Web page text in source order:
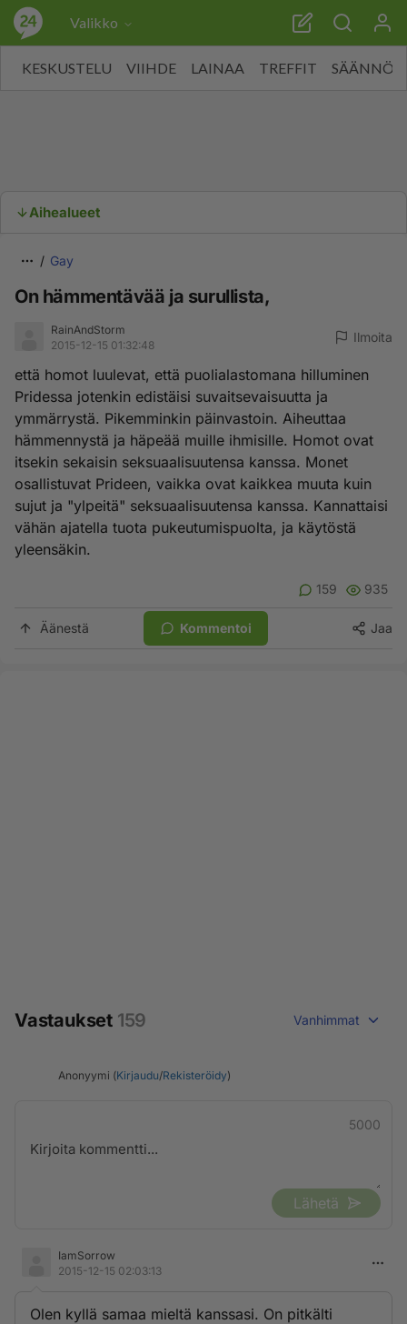
Valikko
KESKUSTELU VIIHDE LAINAA TREFFIT SÄÄNNÖT
Aihealueet
Gay
On hämmentävää ja surullista,
RainAndStorm
2015-12-15 01:32:48
Ilmoita
että homot luulevat, että puolialastomana hilluminen
Pridessa jotenkin edistäisi suvaitsevaisuutta ja
ymmärrystä. Pikemminkin päinvastoin. Aiheuttaa
hämmennystä ja häpeää muille ihmisille. Homot ovat
itsekin sekaisin seksuaalisuutensa kanssa. Monet
osallistuvat Prideen, vaikka ovat kaikkea muuta kuin
sujut ja "ylpeitä" seksuaalisuutensa kanssa. Kannattaisi
vähän ajatella tuota pukeutumispuolta, ja käytöstä
yleensäkin.
159 935
Äänestä Kommentoi Jaa
Vastaukset 159 Vanhimmat
Anonyymi (Kirjaudu/Rekisteröidy)
5000
Lähetä
IamSorrow
2015-12-15 02:03:13
Olen kyllä samaa mieltä kanssasi. On pitkälti